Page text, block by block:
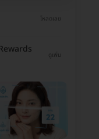
โหลดเลย
ดูเพิ่ม